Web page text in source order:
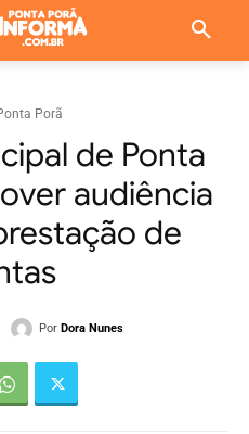
Porã
de Ponta
audiência
de
Por Dora Nunes